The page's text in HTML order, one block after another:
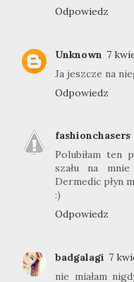
Odpowiedz
Unknown 7
Ja jeszcze na
Odpowiedz
fashionchasers
Polubiłam ten
szału na
Dermedic płyn
:)
Odpowiedz
badgalagi 7
nie miałam